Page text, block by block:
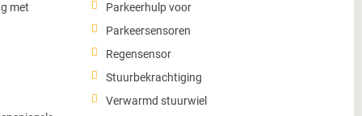
met
Parkeerhulp voor
Parkeersensoren
Regensensor
Stuurbekrachtiging
Verwarmd stuurwiel